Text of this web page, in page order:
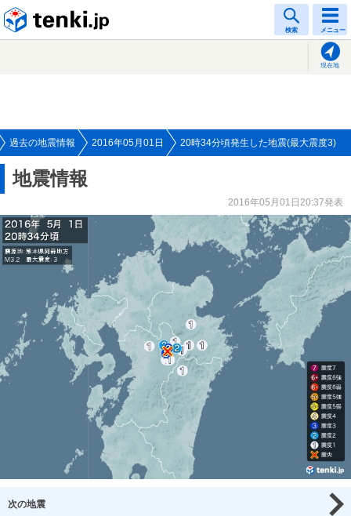
検索 メニュー
現在地
過去の地震情報 2016年05月01日 20時34分頃発生した地震(最大震度3)
地震情報
2016年05月01日20:37発表
次の地震